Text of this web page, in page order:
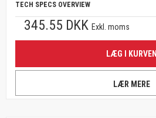
TECH SPECS OVERVIEW
345.55 DKK Exkl. moms
LÆG I KURVEN
LÆR MERE